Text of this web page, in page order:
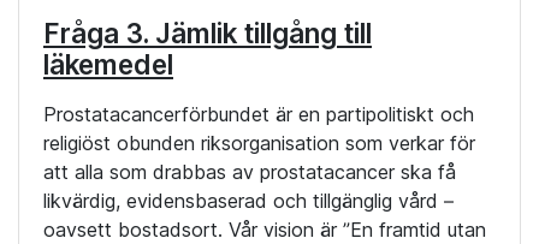
Fråga 3. Jämlik tillgång till
läkemedel
Prostatacancerförbundet är en partipolitiskt och
religiöst obunden riksorganisation som verkar för
att alla som drabbas av prostatacancer ska få
likvärdig, evidensbaserad och tillgänglig vård –
oavsett bostadsort. Vår vision är ”En framtid utan